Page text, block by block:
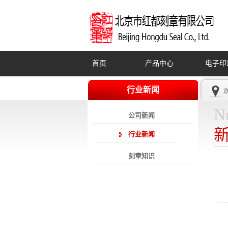
首页 产品中心 电子印
行业新闻
公司新闻
行业新闻
刻章知识